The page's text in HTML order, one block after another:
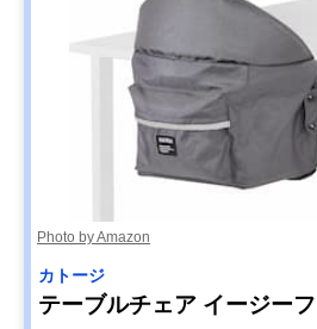
Photo by Amazon
カトージ
テーブルチェア イージー